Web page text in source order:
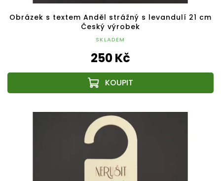
Obrázek s textem Anděl strážný s levandulí 21 cm
Český výrobek
SKLADEM
250 Kč